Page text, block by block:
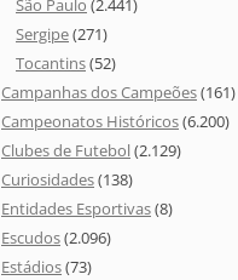
São Paulo (2.441)
Sergipe(271)
Tocantins(52)
Campanhas dos Campeões(161)
Campeonatos Históricos(6.200)
Clubes de Futebol(2.129)
Curiosidades(138)
Entidades Esportivas(8)
Escudos(2.096)
Estádios(73)